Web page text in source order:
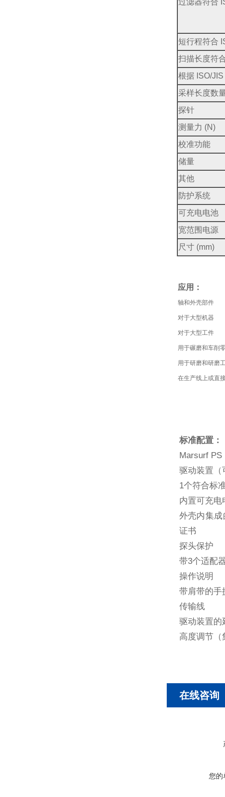
过滤器符合
短行程符合
扫描长度符
根据 ISO/
采样长度数
探针
测量力 (N)
校准功能
储量
其他
防护系统
可充电电池
宽范围电源
尺寸 (mm)
应用：
轴和外壳部件
对于大型机器
对于大型工件
用于碾磨和车削
用于研磨和研磨
在生产线上或直
标准配置：
Marsurf PS
驱动装置（
1个符合标
内置可充电
外壳内集
证书
探头保护
带3个适配
操作说明
带肩带的手
传输线
驱动装置的
高度调节（
在线咨询
您的